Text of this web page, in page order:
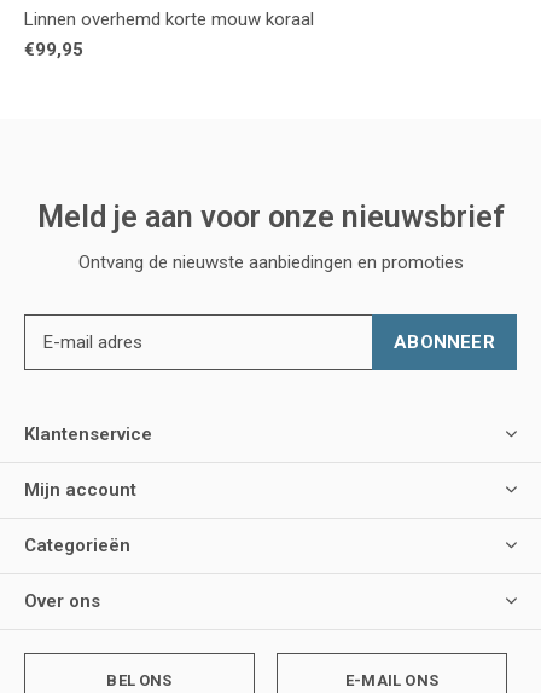
Linnen overhemd korte mouw koraal
€99,95
Meld je aan voor onze nieuwsbrief
Ontvang de nieuwste aanbiedingen en promoties
ABONNEER
Klantenservice
Mijn account
Categorieën
Over ons
BEL ONS E-MAIL ONS